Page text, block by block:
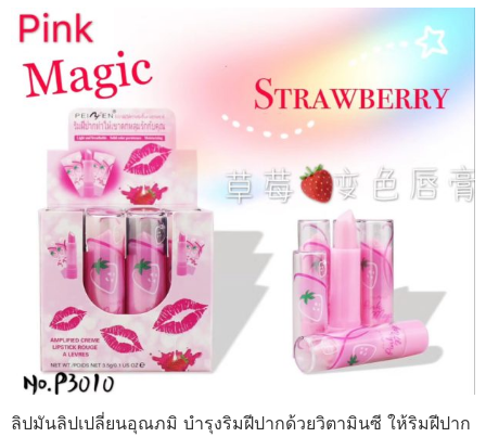
ลิปมันลิปเปลี่ยนอุณภมิ บำรุงริมฝีปากด้วยวิตามินซี ให้ริมฝีปาก